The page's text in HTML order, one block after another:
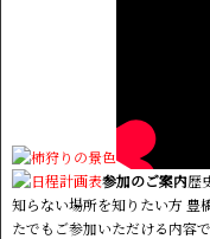
参加のご案内歴
知らない場所を知りたい方 豊
たでもご参加いただける内容